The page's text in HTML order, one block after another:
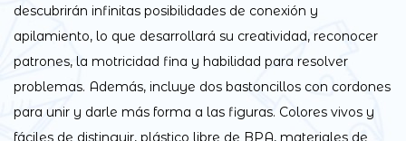
descubrirán infinitas posibilidades de conexión y
apilamiento, lo que desarrollará su creatividad, reconocer
patrones, la motricidad fina y habilidad para resolver
problemas. Además, incluye dos bastoncillos con cordones
para unir y darle más forma a las figuras. Colores vivos y
fáciles de distinguir, plástico libre de BPA, materiales de